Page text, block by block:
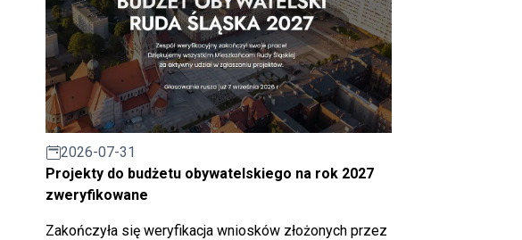
2026-07-31
Projekty do budżetu obywatelskiego na rok 2027
zweryfikowane
Zakończyła się weryfikacja wniosków złożonych przez